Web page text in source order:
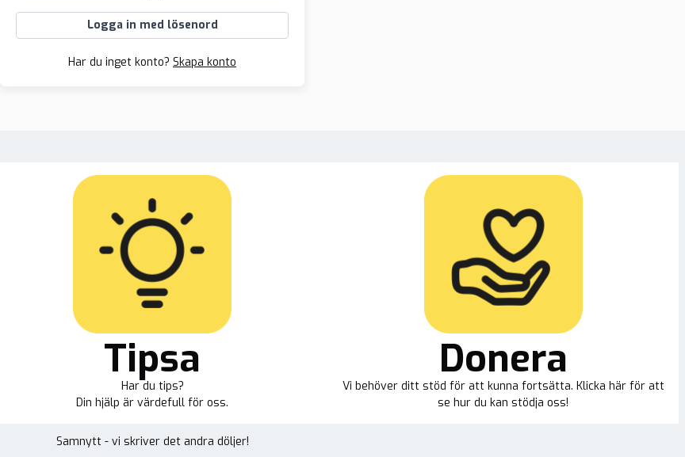
Logga in med lösenord
Har du inget konto? Skapa konto
Tipsa
Har du tips?
Din hjälp är värdefull för oss.
Donera
Vi behöver ditt stöd för att kunna fortsätta. Klicka här för att
se hur du kan stödja oss!
Samnytt - vi skriver det andra döljer!